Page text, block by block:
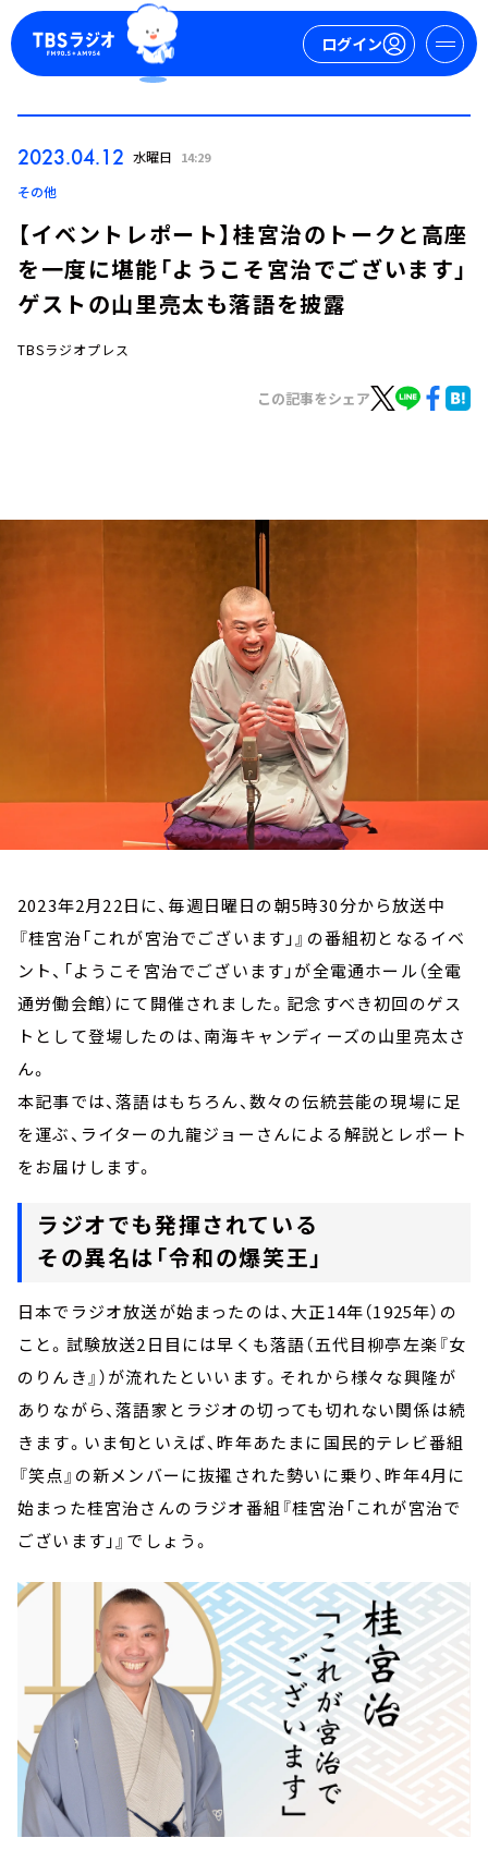
ログイン
イベント・グッズ
2023.04.12 水曜日 14:29
その他
【イベントレポート】桂宮治のトークと高座
を一度に堪能「ようこそ宮治でございます」
ゲストの山里亮太も落語を披露
TBSラジオプレス
この記事をシェア
2023年2月22日に、毎週日曜日の朝5時30分から放送中
『桂宮治「これが宮治でございます」』の番組初となるイベ
ント、「ようこそ宮治でございます」が全電通ホール（全電
通労働会館）にて開催されました。記念すべき初回のゲス
トとして登場したのは、南海キャンディーズの山里亮太さ
ん。
本記事では、落語はもちろん、数々の伝統芸能の現場に足
を運ぶ、ライターの九龍ジョーさんによる解説とレポート
をお届けします。
ラジオでも発揮されている
その異名は「令和の爆笑王」
日本でラジオ放送が始まったのは、大正14年（1925年）の
こと。試験放送2日目には早くも落語（五代目柳亭左楽『女
のりんき』）が流れたといいます。それから様々な興隆が
ありながら、落語家とラジオの切っても切れない関係は続
きます。いま旬といえば、昨年あたまに国民的テレビ番組
『笑点』の新メンバーに抜擢された勢いに乗り、昨年4月に
始まった桂宮治さんのラジオ番組『桂宮治「これが宮治で
ございます」』でしょう。